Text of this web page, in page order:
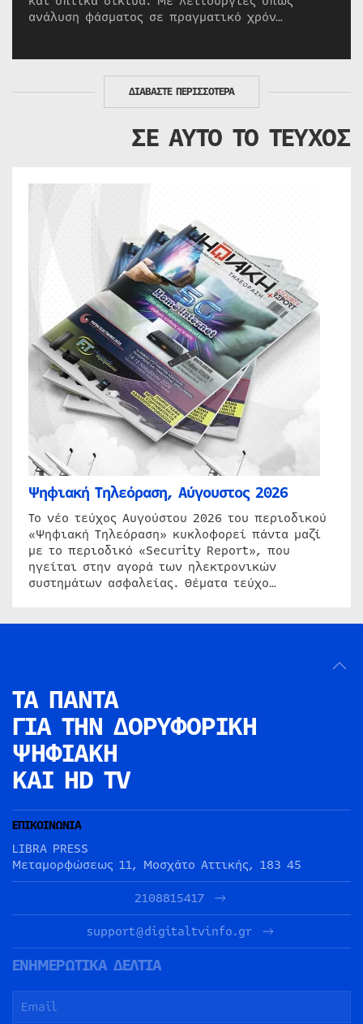
ανάλυση φάσματος σε πραγματικό χρόν…
ΔΙΑΒΑΣΤΕ ΠΕΡΙΣΣΟΤΕΡΑ
ΣΕ ΑΥΤΟ ΤΟ ΤΕΥΧΟΣ
Ψηφιακή Τηλεόραση, Αύγουστος 2026
Το νέο τεύχος Αυγούστου 2026 του περιοδικού
«Ψηφιακή Τηλεόραση» κυκλοφορεί πάντα μαζί
με το περιοδικό «Security Report», που
ηγείται στην αγορά των ηλεκτρονικών
συστημάτων ασφαλείας. Θέματα τεύχο…
ΤΑ ΠΑΝΤΑ
ΓΙΑ ΤΗΝ ΔΟΡΥΦΟΡΙΚΗ
ΨΗΦΙΑΚΗ
ΚΑΙ HD TV
ΕΠΙΚΟΙΝΩΝΙΑ
LIBRA PRESS
Μεταμορφώσεως 11, Μοσχάτο Αττικής, 183 45
2108815417
support@digitaltvinfo.gr
ΕΝΗΜΕΡΩΤΙΚΑ ΔΕΛΤΙΑ